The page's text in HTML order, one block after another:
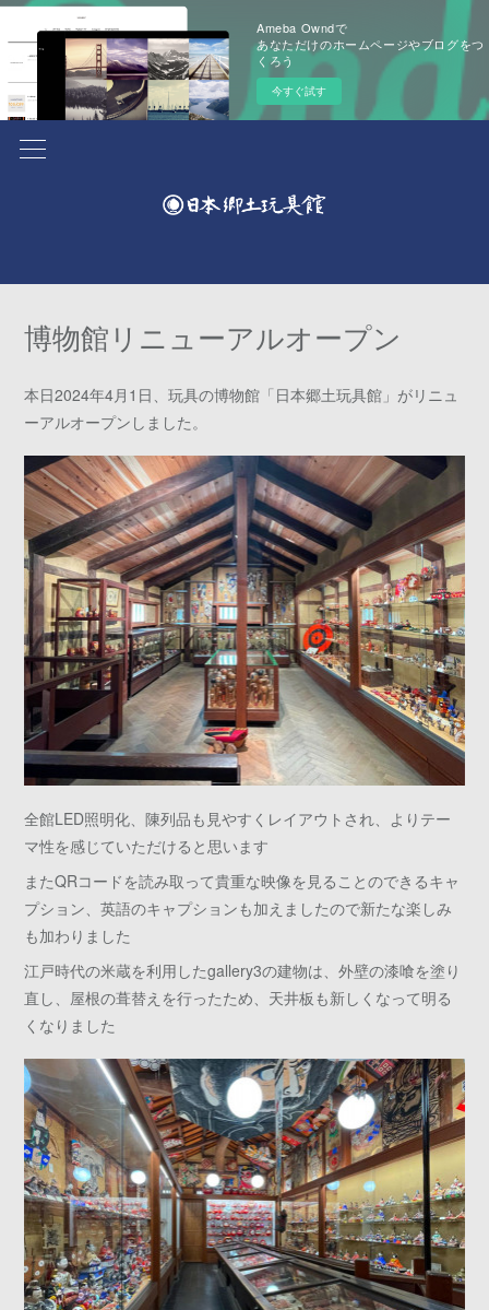
Ameba Owndで
あなただけのホームページやブログをつ
くろう
今すぐ試す
博物館リニューアルオープン
本日2024年4月1日、玩具の博物館「日本郷土玩具館」がリニュ
ーアルオープンしました。
全館LED照明化、陳列品も見やすくレイアウトされ、よりテー
マ性を感じていただけると思います
またQRコードを読み取って貴重な映像を見ることのできるキャ
プション、英語のキャプションも加えましたので新たな楽しみ
も加わりました
江戸時代の米蔵を利用したgallery3の建物は、外壁の漆喰を塗り
直し、屋根の葺替えを行ったため、天井板も新しくなって明る
くなりました